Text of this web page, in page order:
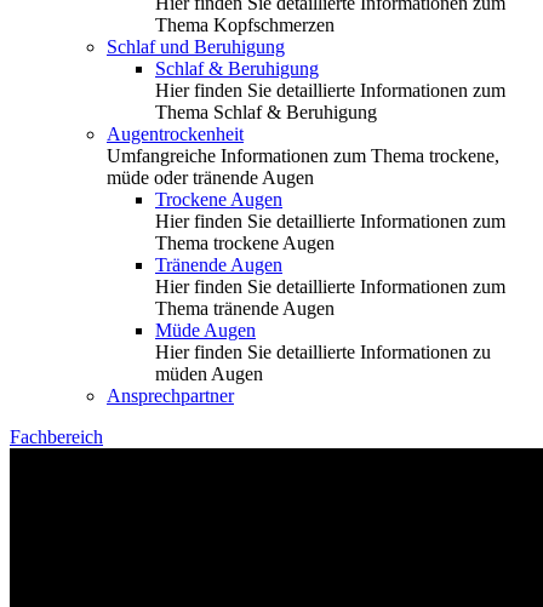
Thema Kopfschmerzen
Schlaf und Beruhigung
Schlaf & Beruhigung
Hier finden Sie detaillierte Informationen zum
Thema Schlaf & Beruhigung
Augentrockenheit
Umfangreiche Informationen zum Thema trockene,
müde oder tränende Augen
Trockene Augen
Hier finden Sie detaillierte Informationen zum
Thema trockene Augen
Tränende Augen
Hier finden Sie detaillierte Informationen zum
Thema tränende Augen
Müde Augen
Hier finden Sie detaillierte Informationen zu
müden Augen
Ansprechpartner
Fachbereich